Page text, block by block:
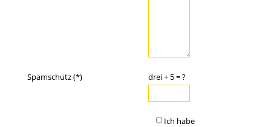
Spamschutz (*) drei + 5 = ?
Ich habe